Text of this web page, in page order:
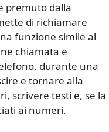
premuto dalla
di richiamare
funzione simile al
chiamata e
durante una
e tornare alla
scrivere testi e, se la
ai numeri.